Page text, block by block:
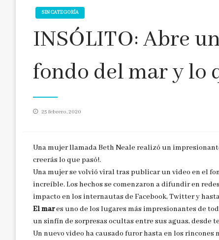
SIN CATEGORÍA
INSÓLITO: Abre
fondo del mar y lo
Publicado
25 febrero, 2020
Una mujer llamada Beth Neale realizó un
creerás lo que pasó!.
Una mujer se volvió viral tras publicar un video en el
increíble. Los hechos se comenzaron a difundir en
impacto en los internautas de Facebook, Twitter y
El mares uno de los lugares más impresionantes de
un sinfín de sorpresas ocultas entre sus aguas, desde
Un nuevo video ha causado furor hasta en los rincones